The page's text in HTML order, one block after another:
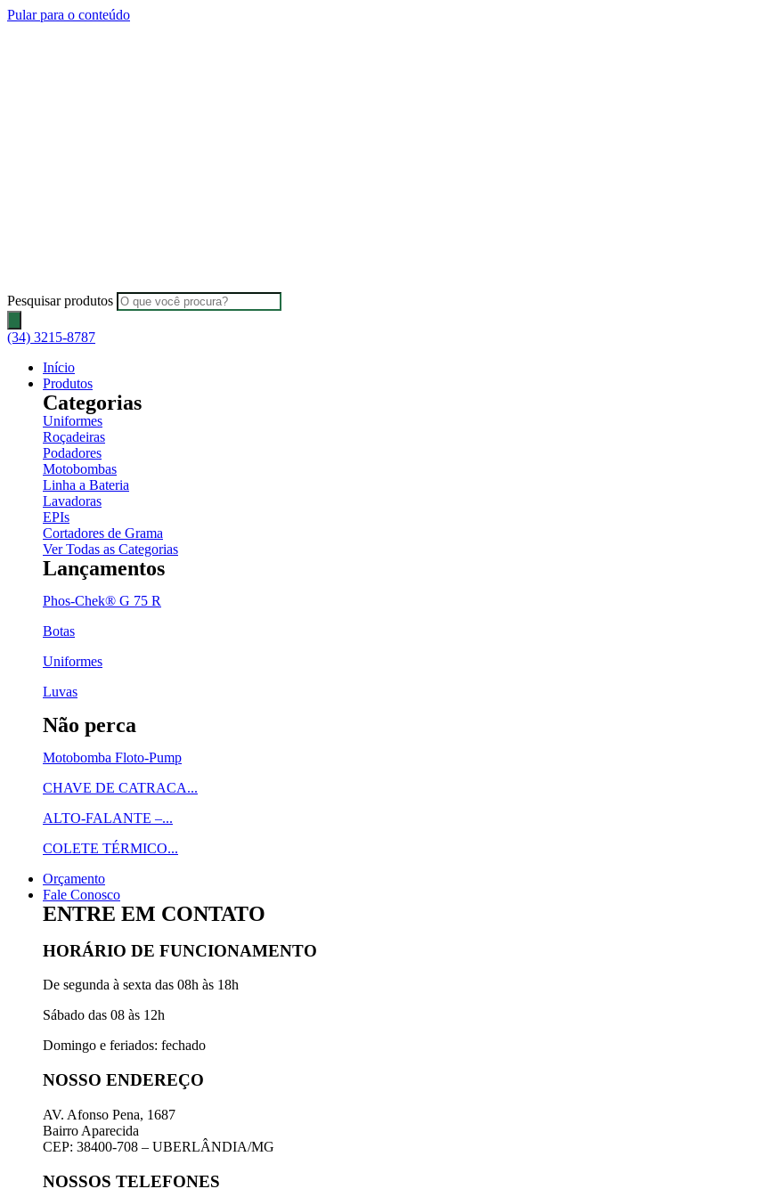
Pular para o conteúdo
Pesquisar produtos
(34) 3215-8787
Início
Produtos
Categorias
Uniformes
Roçadeiras
Podadores
Motobombas
Linha a Bateria
Lavadoras
EPIs
Cortadores de Grama
Ver Todas as Categorias
Lançamentos
Phos-Chek® G 75 R
Botas
Uniformes
Luvas
Não perca
Motobomba Floto-Pump
CHAVE DE CATRACA...
ALTO-FALANTE –...
COLETE TÉRMICO...
Orçamento
Fale Conosco
ENTRE EM CONTATO
HORÁRIO DE FUNCIONAMENTO
De segunda à sexta das 08h às 18h
Sábado das 08 às 12h
Domingo e feriados: fechado
NOSSO ENDEREÇO
AV. Afonso Pena, 1687
Bairro Aparecida
CEP: 38400-708 – UBERLÂNDIA/MG
NOSSOS TELEFONES